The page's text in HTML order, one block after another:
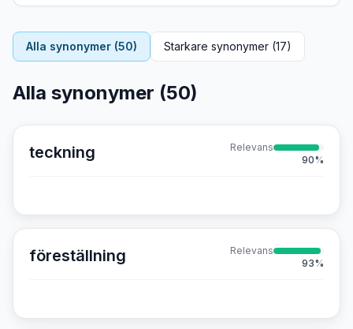
Alla synonymer (50) Starkare synonymer (17)
Alla synonymer (50)
teckning
Relevans
90%
föreställning
Relevans
93%